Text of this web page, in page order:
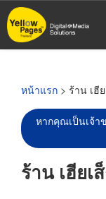
ข้าม
ไป
หน้าแรก > ร้าน เฮี
หากคุณเป็นเจ้า
ร้าน เฮียเ